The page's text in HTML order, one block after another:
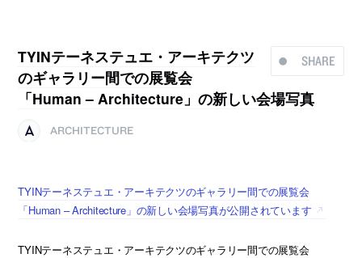
SHARE
TYINテーネステュエ・アーキテクツ
のギャラリー間での展覧会
「Human – Architecture」の新しい会場写真
ARCHITECTURE
TYINテーネステュエ・アーキテクツのギャラリー間での展覧会
「Human – Architecture」の新しい会場写真が公開されています
TYINテーネステュエ・アーキテクツのギャラリー間での展覧会